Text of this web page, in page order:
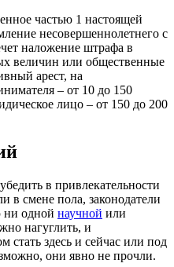
частью 1 настоящей
несовершеннолетнего с
наложение штрафа в
величин или общественные
арест, на
– от 10 до 150
лицо – от 150 до 200
в привлекательности
в смене пола, законодатели
ни одной научной или
нагуглить, и
стать здесь и сейчас или под
они явно не прочли.